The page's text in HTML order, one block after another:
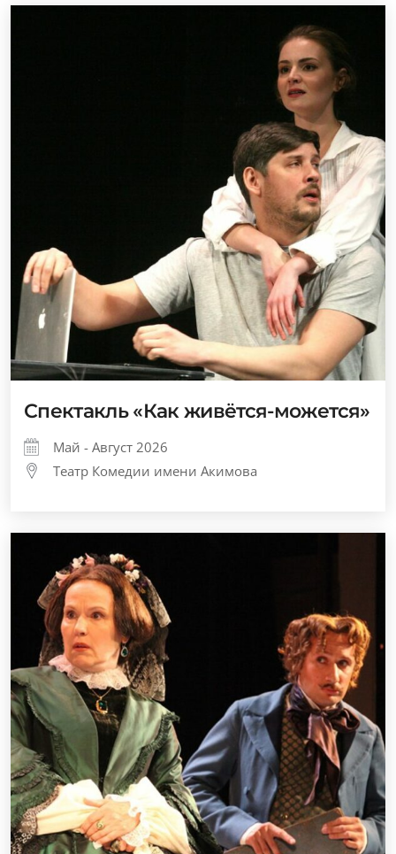
Спектакль «Как живётся-можется»
Май - Август 2026
Театр Комедии имени Акимова